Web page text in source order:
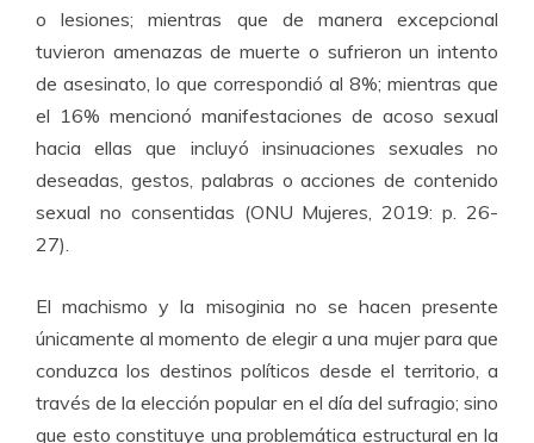
o lesiones; mientras que de manera excepcional
tuvieron amenazas de muerte o sufrieron un intento
de asesinato, lo que correspondió al 8%; mientras que
el 16% mencionó manifestaciones de acoso sexual
hacia ellas que incluyó insinuaciones sexuales no
deseadas, gestos, palabras o acciones de contenido
sexual no consentidas (ONU Mujeres, 2019: p. 26-
27).
El machismo y la misoginia no se hacen presente
únicamente al momento de elegir a una mujer para que
conduzca los destinos políticos desde el territorio, a
través de la elección popular en el día del sufragio; sino
que esto constituye una problemática estructural en la